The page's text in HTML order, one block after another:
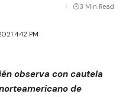
4:42 PM
3 Min Read
observa con cautela
de